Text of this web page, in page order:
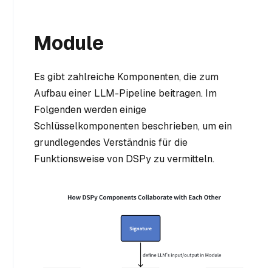
Module
Es gibt zahlreiche Komponenten, die zum
Aufbau einer LLM-Pipeline beitragen. Im
Folgenden werden einige
Schlüsselkomponenten beschrieben, um ein
grundlegendes Verständnis für die
Funktionsweise von DSPy zu vermitteln.